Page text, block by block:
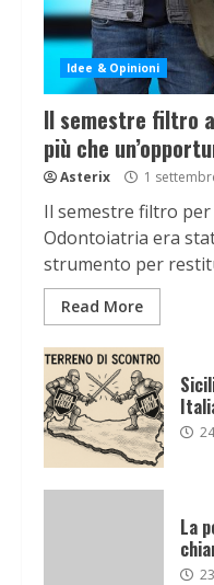
Idee & Opinioni
Il semestre filtro
più che
Asterix 1
Il semestre filtro per
Odontoiatria era
strumento per
Read More
La